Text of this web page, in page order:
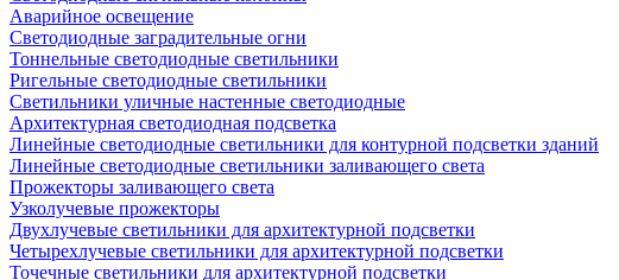
Аварийное освещение
Светодиодные заградительные огни
Тоннельные светодиодные светильники
Ригельные светодиодные светильники
Светильники уличные настенные светодиодные
Архитектурная светодиодная подсветка
Линейные светодиодные светильники для контурной подсветки зданий
Линейные светодиодные светильники заливающего света
Прожекторы заливающего света
Узколучевые прожекторы
Двухлучевые светильники для архитектурной подсветки
Четырехлучевые светильники для архитектурной подсветки
Точечные светильники для архитектурной подсветки